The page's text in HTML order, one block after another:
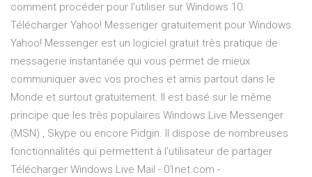
comment procéder pour l’utiliser sur Windows 10.
Télécharger Yahoo! Messenger gratuitement pour Windows
Yahoo! Messenger est un logiciel gratuit très pratique de
messagerie instantanée qui vous permet de mieux
communiquer avec vos proches et amis partout dans le
Monde et surtout gratuitement. Il est basé sur le même
principe que les très populaires Windows Live Messenger
(MSN) , Skype ou encore Pidgin. Il dispose de nombreuses
fonctionnalités qui permettent à l’utilisateur de partager
Télécharger Windows Live Mail - 01net.com -